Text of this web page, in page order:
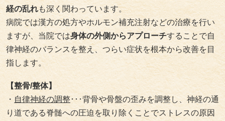
経の乱れも深く関わっています。
病院では漢方の処方やホルモン補充注射などの治療を行い
ますが、当院では身体の外側からアプローチすることで自
律神経のバランスを整え、つらい症状を根本から改善を目
指します。
【整骨/整体】
・ 自律神経の調整･･･背骨や骨盤の歪みを調整し、神経の通
り道である脊髄への圧迫を取り除くことでストレスの原因